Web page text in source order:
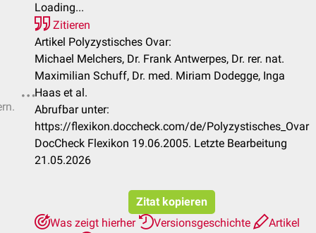
Loading...
Zitieren
Artikel Polyzystisches Ovar:
Michael Melchers, Dr. Frank Antwerpes, Dr. rer. nat.
Maximilian Schuff, Dr. med. Miriam Dodegge, Inga
Haas et al.
Abrufbar unter:
https://flexikon.doccheck.com/de/Polyzystisches_Ovar
DocCheck Flexikon 19.06.2005. Letzte Bearbeitung
21.05.2026
Zitat kopieren
Was zeigt hierher
Versionsgeschichte
Artikel